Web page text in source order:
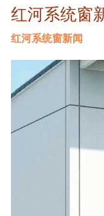
红河系统窗
红河系统窗新闻